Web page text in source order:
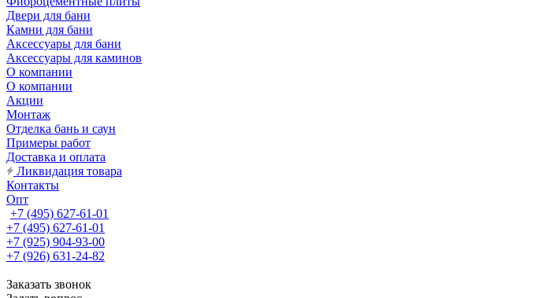
Двери для бани
Камни для бани
Аксессуары для бани
Аксессуары для каминов
О компании
О компании
Акции
Монтаж
Отделка бань и саун
Примеры работ
Доставка и оплата
Ликвидация товара
Контакты
Опт
+7 (495) 627-61-01
+7 (495) 627-61-01
+7 (925) 904-93-00
+7 (926) 631-24-82
Заказать звонок